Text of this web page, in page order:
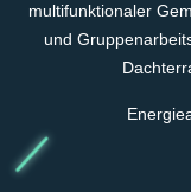
multifunktionaler
und